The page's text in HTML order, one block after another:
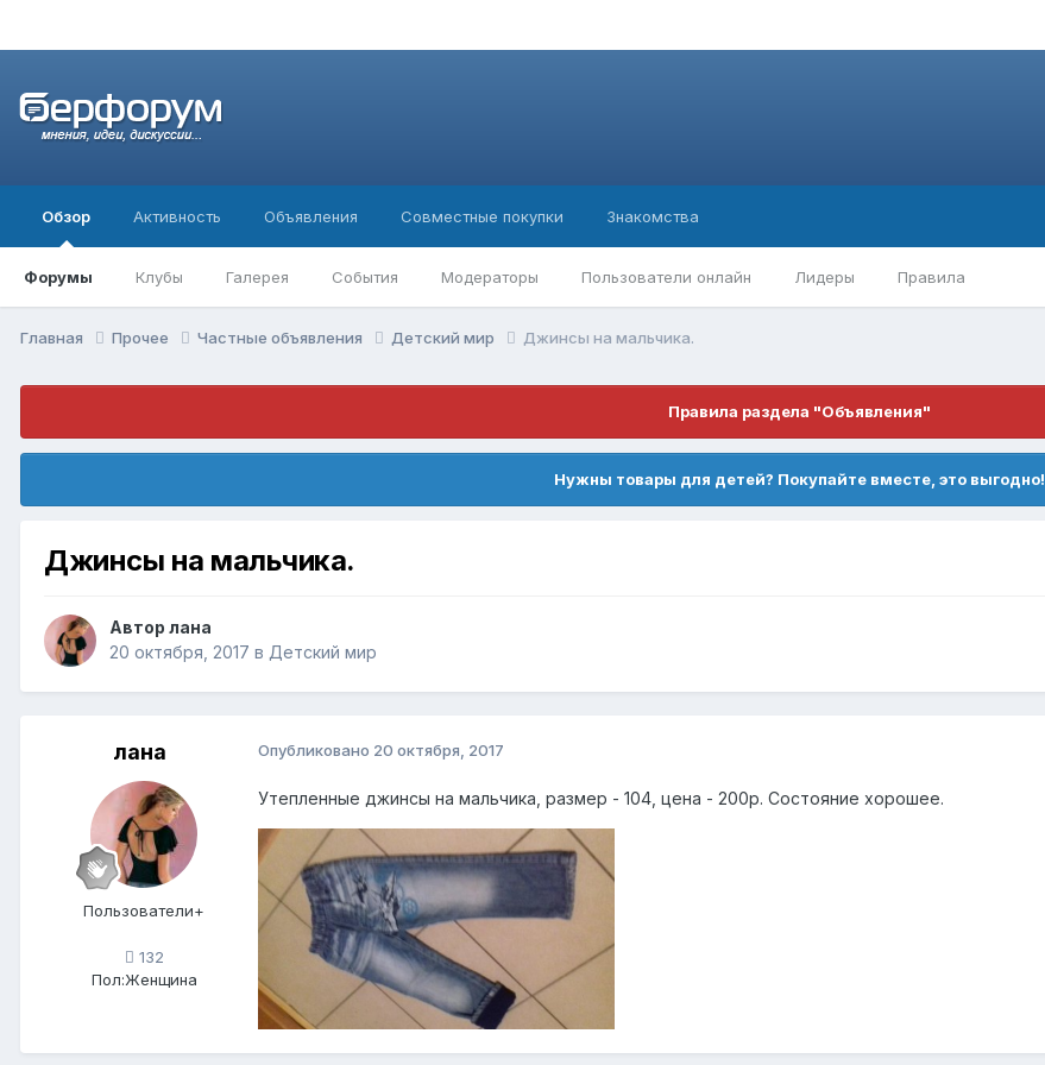
Обзор
Форумы Клубы Галерея События Модераторы Пользователи онлайн Лидеры Правила
Активность Объявления Совместные покупки Знакомства
Главная Прочее Частные объявления Детский мир Джинсы на мальчика.
Правила раздела "Объявления"
Нужны товары для детей? Покупайте вместе, это выгодно!
Джинсы на мальчика.
Автор лана
20 октября, 2017 в Детский мир
лана
Пользователи+
132
Пол:Женщина
Опубликовано 20 октября, 2017
Утепленные джинсы на мальчика, размер - 104, цена - 200р. Состояние хорошее.